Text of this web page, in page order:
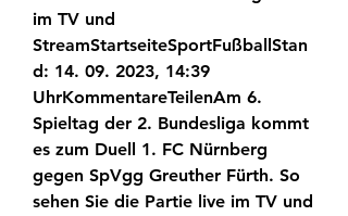
im TV und
StreamStartseiteSportFußballStan
d: 14. 09. 2023, 14:39
UhrKommentareTeilenAm 6.
Spieltag der 2. Bundesliga kommt
es zum Duell 1. FC Nürnberg
gegen SpVgg Greuther Fürth. So
sehen Sie die Partie live im TV und